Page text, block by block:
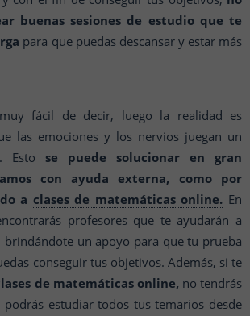
buenas sesiones de estudio que te
para que puedas descansar y estar más
fácil de decir, luego la realidad es
las emociones y los nervios juegan un
Esto se puede solucionar en gran
con ayuda externa, como por
a clases de matemáticas online. En
profesores que te ayudarán a
brindándote un apoyo para que tu prueba
conseguir tus objetivos. Además, si te
de matemáticas online, no tendrás
podrás estudiar todos tus temarios desde